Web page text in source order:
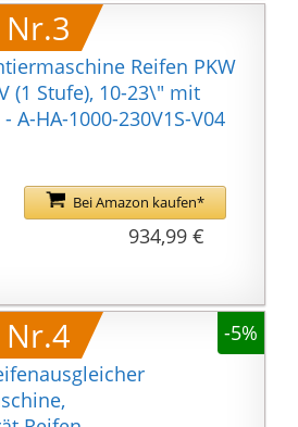
mm, Abstand Boden-
Spindel: 67,5 cm,
Bohrung für
Bodenbefestigungen:
dB(A), Abmessungen
BxTxH: 83x51x88,5 cm,
Gewicht: 56,5 kg
Reifen PKW
(1 Stufe), 10-23\" mit
A-HA-1000-230V1S-V04
Bei Amazon kaufen*
934,99 €
-5%